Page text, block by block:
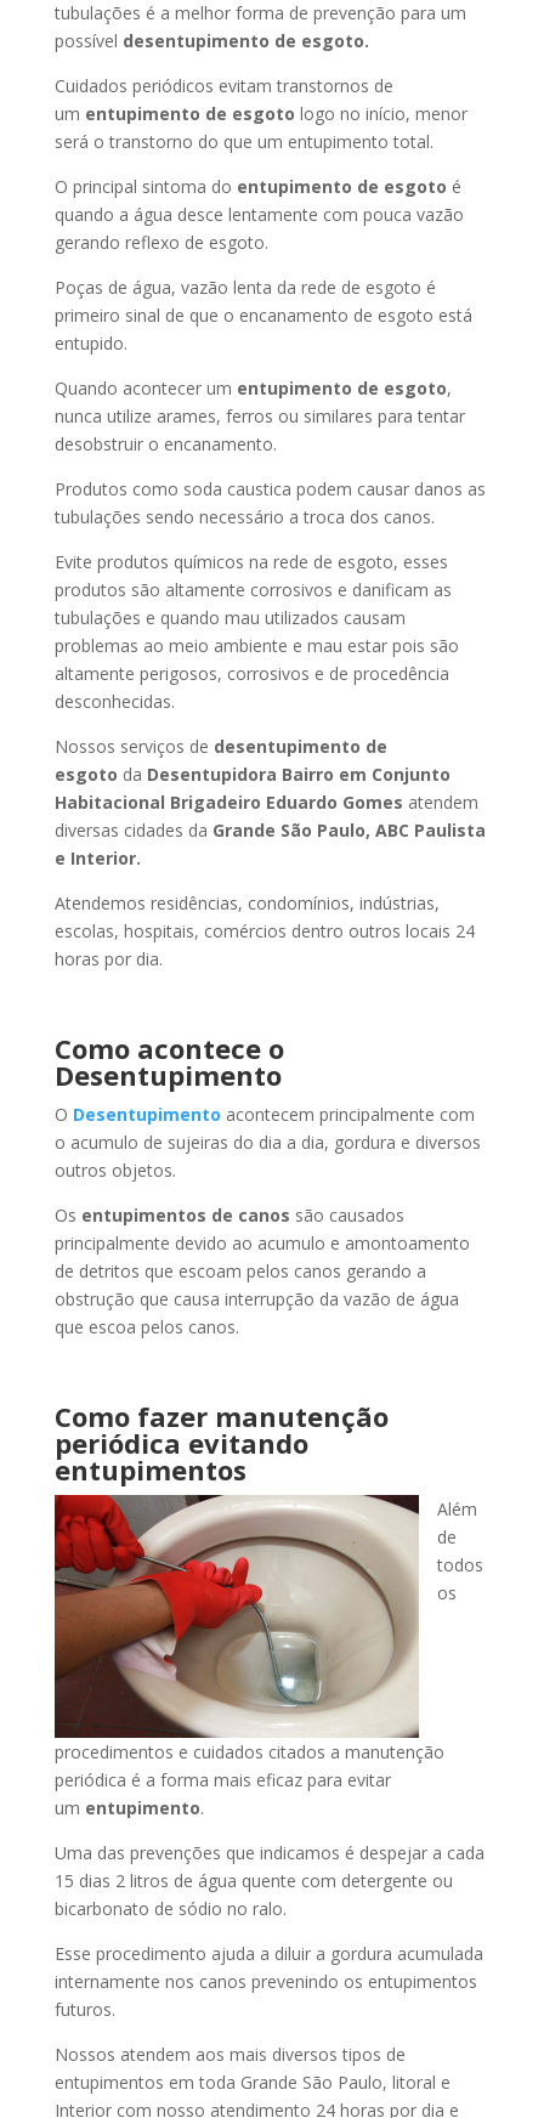
tubulações é a melhor forma de prevenção para um
possível desentupimento de esgoto.
Cuidados periódicos evitam transtornos de
um entupimento de esgoto logo no início, menor
será o transtorno do que um entupimento total.
O principal sintoma do entupimento de esgoto é
quando a água desce lentamente com pouca vazão
gerando reflexo de esgoto.
Poças de água, vazão lenta da rede de esgoto é
primeiro sinal de que o encanamento de esgoto está
entupido.
Quando acontecer um entupimento de esgoto,
nunca utilize arames, ferros ou similares para tentar
desobstruir o encanamento.
Produtos como soda caustica podem causar danos as
tubulações sendo necessário a troca dos canos.
Evite produtos químicos na rede de esgoto, esses
produtos são altamente corrosivos e danificam as
tubulações e quando mau utilizados causam
problemas ao meio ambiente e mau estar pois são
altamente perigosos, corrosivos e de procedência
desconhecidas.
Nossos serviços de desentupimento de
esgoto da Desentupidora Bairro em Conjunto
Habitacional Brigadeiro Eduardo Gomes atendem
diversas cidades da Grande São Paulo, ABC Paulista
e Interior.
Atendemos residências, condomínios, indústrias,
escolas, hospitais, comércios dentro outros locais 24
horas por dia.
Como acontece o
Desentupimento
O Desentupimento acontecem principalmente com
o acumulo de sujeiras do dia a dia, gordura e diversos
outros objetos.
Os entupimentos de canos são causados
principalmente devido ao acumulo e amontoamento
de detritos que escoam pelos canos gerando a
obstrução que causa interrupção da vazão de água
que escoa pelos canos.
Como fazer manutenção
periódica evitando
entupimentos
Além
de
todos
os
procedimentos e cuidados citados a manutenção
periódica é a forma mais eficaz para evitar
um entupimento.
Uma das prevenções que indicamos é despejar a cada
15 dias 2 litros de água quente com detergente ou
bicarbonato de sódio no ralo.
Esse procedimento ajuda a diluir a gordura acumulada
internamente nos canos prevenindo os entupimentos
futuros.
Nossos atendem aos mais diversos tipos de
entupimentos em toda Grande São Paulo, litoral e
Interior com nosso atendimento 24 horas por dia e